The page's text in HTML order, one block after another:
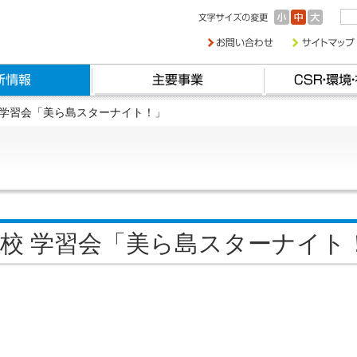
習会「美ら島スターナイト！」
学習会「美ら島スターナイト